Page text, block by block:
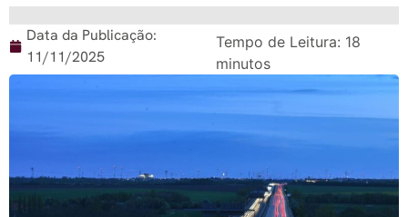
Data da Publicação:
11/11/2025
Tempo de Leitura: 18
minutos